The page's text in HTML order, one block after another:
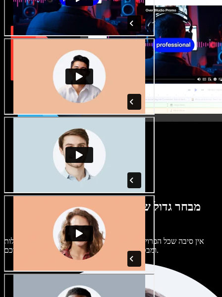
מבחר גדול של קולות נשים וגברים במגוון
מבטאים
אין סיבה שכל הפרויקטים יישמעו אותו דבר. בחרו מתוך מאות קולות
ומבטאים של בינה מלאכותית והתאימו אותם אליכם.